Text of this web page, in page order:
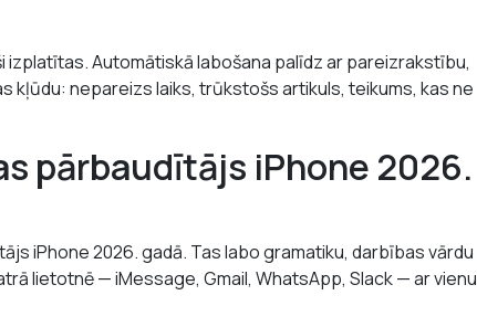
izplatītas. Automātiskā labošana palīdz ar pareizrakstību,
kļūdu: nepareizs laiks, trūkstošs artikuls, teikums, kas ne
pārbaudītājs iPhone 2026.
iPhone 2026. gadā. Tas labo gramatiku, darbības vārdu
lietotnē — iMessage, Gmail, WhatsApp, Slack — ar vienu